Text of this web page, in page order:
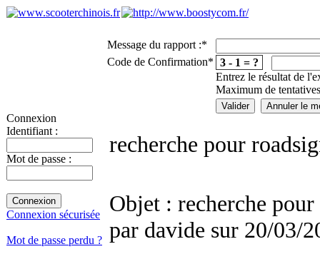
Connexion
Identifiant :
Mot de passe :
Connexion sécurisée
Mot de passe perdu ?
Message du rapport :*
Code de Confirmation* 3 - 1 = ?
Entrez le résultat de
Maximum de
recherche pour
Objet : recherche
par davide sur 20/03/